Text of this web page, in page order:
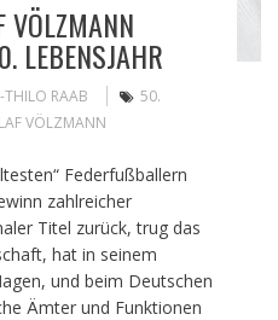
VÖLZMANN
LEBENSJAHR
THILO RAAB
50.
VÖLZMANN
Federfußballern
zahlreicher
Titel zurück, trug das
hat in seinem
und beim Deutschen
Ämter und Funktionen